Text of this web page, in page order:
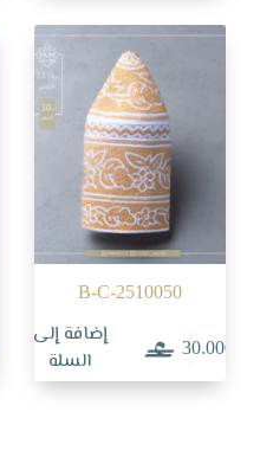
B-C-2510050
30.000
إضافة إلى
السلة